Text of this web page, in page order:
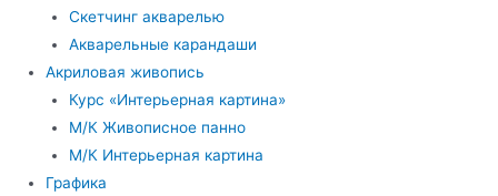
Скетчинг акварелью
Акварельные карандаши
Акриловая живопись
Курс «Интерьерная картина»
М/К Живописное панно
М/К Интерьерная картина
Графика